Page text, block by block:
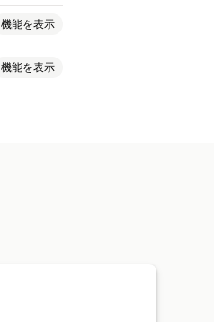
機能を表示
機能を表示